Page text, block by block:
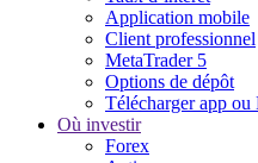
Application mobile
Client professionnel
MetaTrader 5
Options de dépôt
Télécharger app
Où investir
Forex